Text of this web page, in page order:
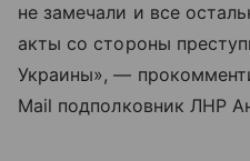
не замечали и все
акты со стороны
Украины», —
Mail подполковник ЛНР